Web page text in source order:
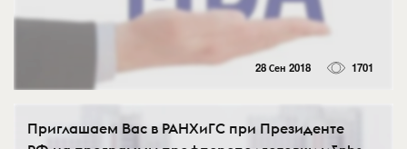
28 Сен 2018 1701
Приглашаем Вас в РАНХиГС при Президенте